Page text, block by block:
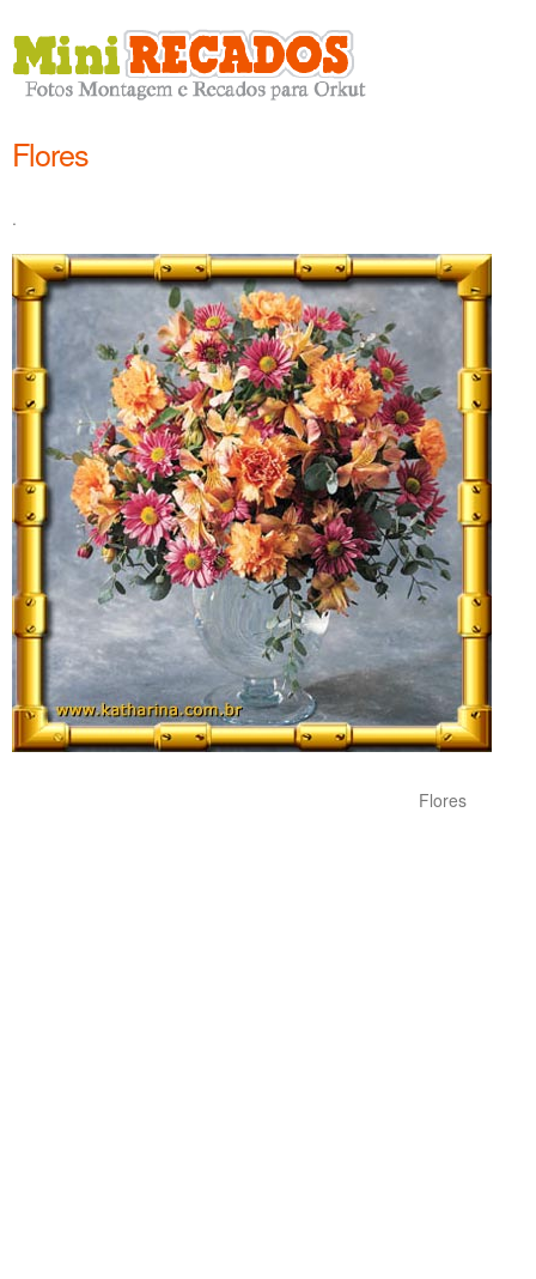
Flores
.
Flores